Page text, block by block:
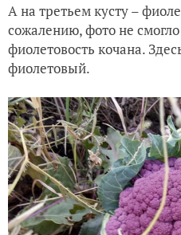
А на третьем кусту –
сожалению, фото не
фиолетовость кочана.
фиолетовый.